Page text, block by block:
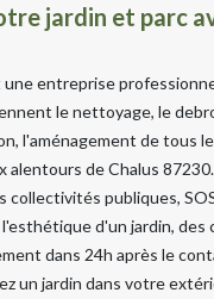
jardin et parc
entreprise
le nettoyage, le
l'aménagement de tous
alentours de Chalus
collectivités publiques,
d'un jardin, des
dans 24h après le
un jardin dans votre